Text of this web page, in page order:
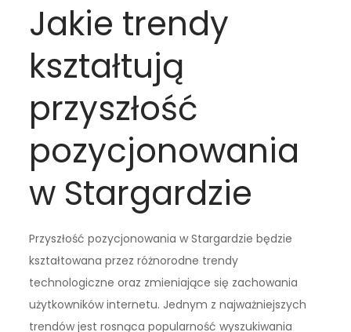
Jakie trendy
kształtują
przyszłość
pozycjonowania
w Stargardzie
Przyszłość pozycjonowania w Stargardzie będzie
kształtowana przez różnorodne trendy
technologiczne oraz zmieniające się zachowania
użytkowników internetu. Jednym z najważniejszych
trendów jest rosnąca popularność wyszukiwania